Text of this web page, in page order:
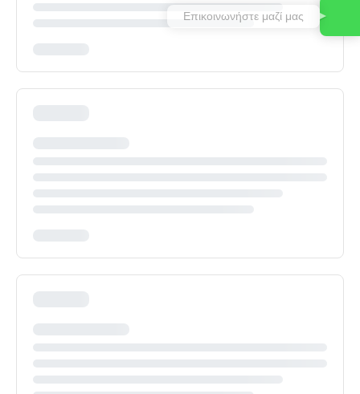
Επικοινωνήστε μαζί μας